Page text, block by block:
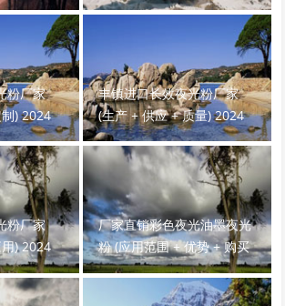
！
最全攻略！
粉厂家
) 2024
丰镇进口长效夜光粉厂家
(生产 + 供应 + 质量) 2024
最全介绍！
粉厂家
) 2024
厂家直销彩色夜光油墨夜光
粉 (应用范围 + 优势 + 购买
渠道) 2024 最全攻略！